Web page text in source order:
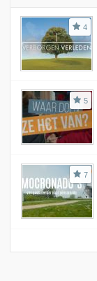
4
5
7